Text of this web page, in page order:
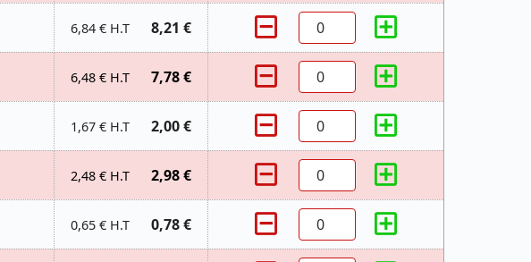
6,84 € H.T 8,21 €
6,48 € H.T 7,78 €
1,67 € H.T 2,00 €
2,48 € H.T 2,98 €
0,65 € H.T 0,78 €